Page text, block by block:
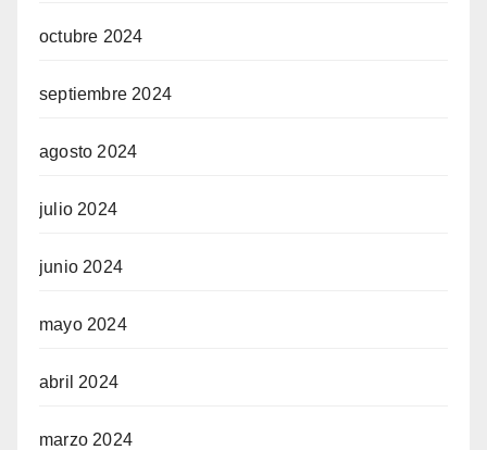
octubre 2024
septiembre 2024
agosto 2024
julio 2024
junio 2024
mayo 2024
abril 2024
marzo 2024